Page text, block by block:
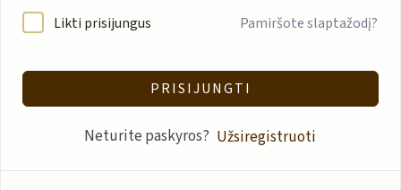
Likti prisijungus Pamiršote slaptažodį?
PRISIJUNGTI
Neturite paskyros? Užsiregistruoti